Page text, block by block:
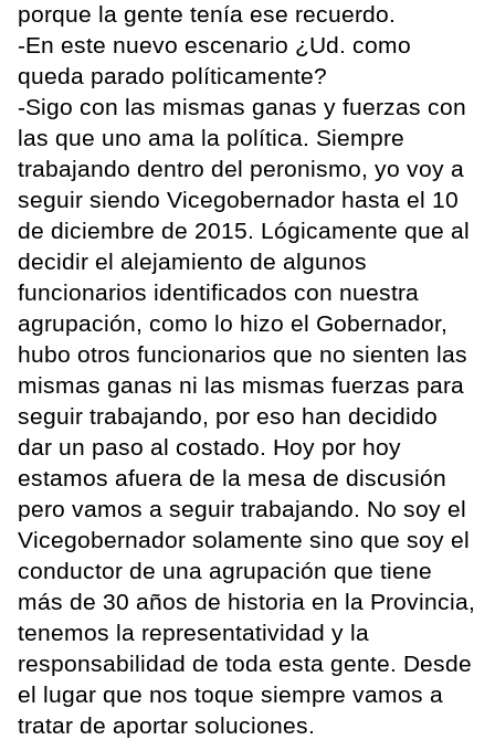
porque la gente tenía ese recuerdo.
-En este nuevo escenario ¿Ud. como
queda parado políticamente?
-Sigo con las mismas ganas y fuerzas con
las que uno ama la política. Siempre
trabajando dentro del peronismo, yo voy a
seguir siendo Vicegobernador hasta el 10
de diciembre de 2015. Lógicamente que al
decidir el alejamiento de algunos
funcionarios identificados con nuestra
agrupación, como lo hizo el Gobernador,
hubo otros funcionarios que no sienten las
mismas ganas ni las mismas fuerzas para
seguir trabajando, por eso han decidido
dar un paso al costado. Hoy por hoy
estamos afuera de la mesa de discusión
pero vamos a seguir trabajando. No soy el
Vicegobernador solamente sino que soy el
conductor de una agrupación que tiene
más de 30 años de historia en la Provincia,
tenemos la representatividad y la
responsabilidad de toda esta gente. Desde
el lugar que nos toque siempre vamos a
tratar de aportar soluciones.